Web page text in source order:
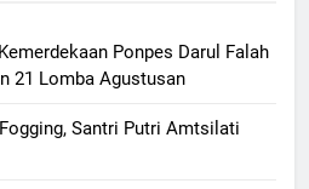
Ponpes Darul Falah
21 Lomba Agustusan
Santri Putri Amtsilati